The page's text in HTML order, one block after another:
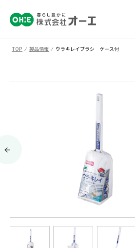
TOP ⁄ 製品情報 ⁄ ウラキレイブラシ ケース付